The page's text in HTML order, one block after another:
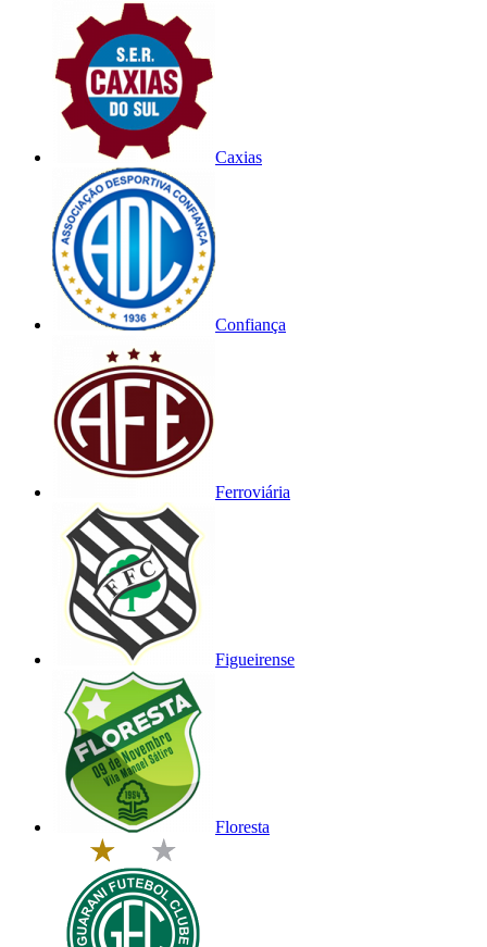
Caxias
Confiança
Ferroviária
Figueirense
Floresta